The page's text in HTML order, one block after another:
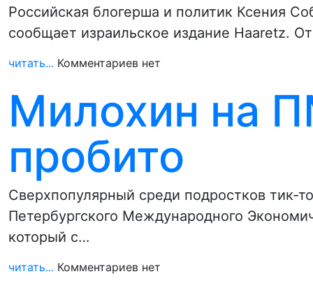
Российская блогерша и политик Ксения
сообщает израильское издание Haaretz.
читать... Комментариев нет
Милохин на
пробито
Сверхпопулярный среди подростков
Петербургского Международного
который с…
читать... Комментариев нет